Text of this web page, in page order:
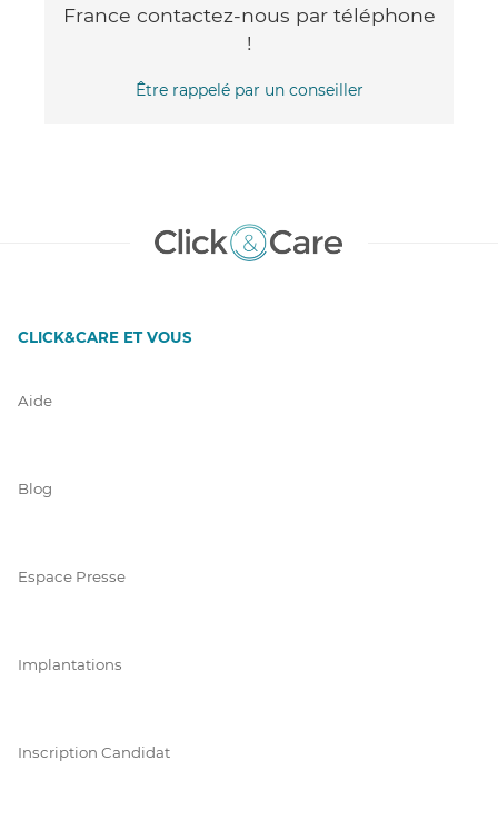
France contactez-nous par téléphone
!
Être rappelé par un conseiller
CLICK&CARE ET VOUS
Aide
Blog
Espace Presse
Implantations
Inscription Candidat